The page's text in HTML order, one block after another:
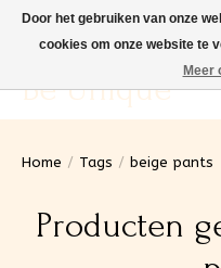
Gratis verzending vanaf 100€ (BE)
Be Unique
Home / Tags / beige pants
Producten
Door het gebruiken van onze
cookies om onze website te
Meer